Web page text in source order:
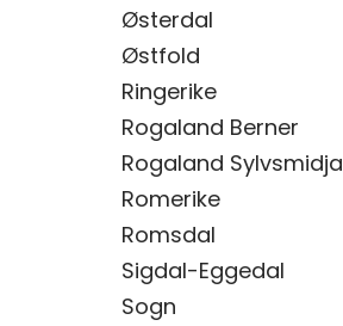
Østerdal
Østfold
Ringerike
Rogaland Berner
Rogaland Sylvsmidja
Romerike
Romsdal
Sigdal-Eggedal
Sogn